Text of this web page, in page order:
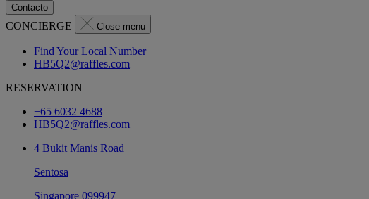
Contacto
CONCIERGE Close menu
Find Your Local Number
HB5Q2@raffles.com
RESERVATION
+65 6032 4688
HB5Q2@raffles.com
4 Bukit Manis Road
Sentosa
Singapore 099947